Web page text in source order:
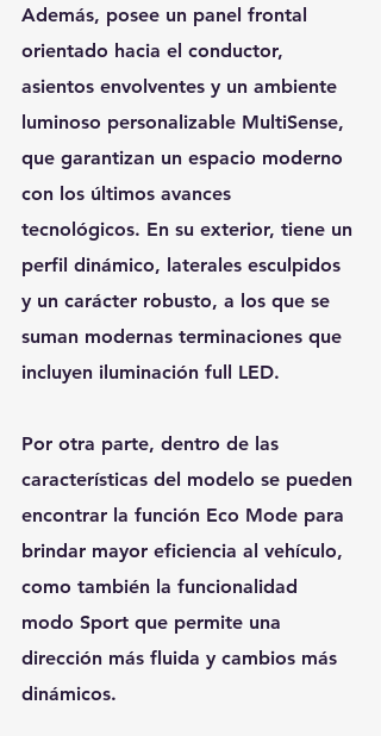
Además, posee un panel frontal
orientado hacia el conductor,
asientos envolventes y un ambiente
luminoso personalizable MultiSense,
que garantizan un espacio moderno
con los últimos avances
tecnológicos. En su exterior, tiene un
perfil dinámico, laterales esculpidos
y un carácter robusto, a los que se
suman modernas terminaciones que
incluyen iluminación full LED.
Por otra parte, dentro de las
características del modelo se pueden
encontrar la función Eco Mode para
brindar mayor eficiencia al vehículo,
como también la funcionalidad
modo Sport que permite una
dirección más fluida y cambios más
dinámicos.